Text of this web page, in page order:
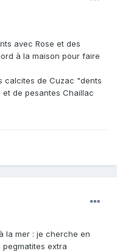
avec Rose et des
à la maison pour faire
calcites de Cuzac "dents
de pesantes Chaillac
la mer : je cherche en
extra